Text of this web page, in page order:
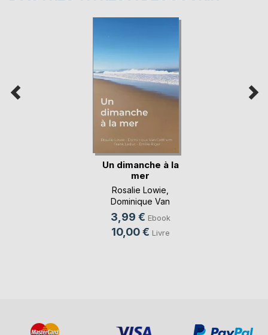
Un dimanche à la
mer
Rosalie Lowie
Dominique Van
Cotthem
3,99 € Ebook
10,00 € Livre